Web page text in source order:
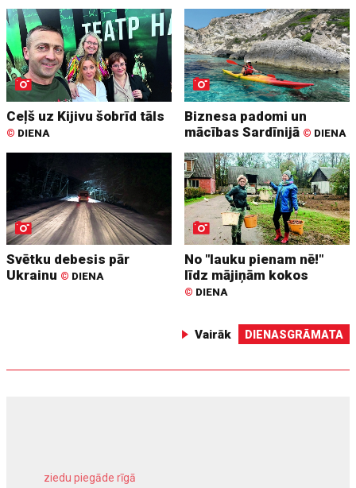
Ceļš uz Kijivu šobrīd tāls
© DIENA
Biznesa padomi un
mācības Sardīnijā © DIENA
Svētku debesis pār
Ukrainu © DIENA
No "lauku pienam nē!"
līdz mājiņām kokos
© DIENA
Vairāk DIENASGRĀMATA
ziedu piegāde rīgā